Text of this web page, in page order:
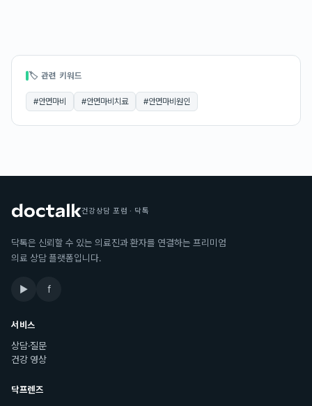
🏷 관련 키워드
#안면마비 #안면마비치료 #안면마비원인
건강상담 포럼 · 닥톡
닥톡은 신뢰할 수 있는 의료진과 환자를 연결하는 프리미엄
의료 상담 플랫폼입니다.
▶ f
서비스
상담·질문
건강 영상
닥프렌즈